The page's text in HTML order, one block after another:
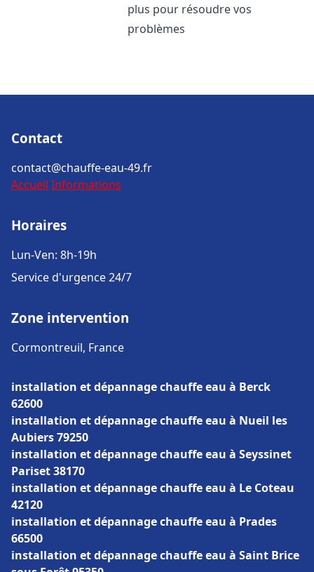
plus pour résoudre vos
problèmes
Contact
contact@chauffe-eau-49.fr
Accueil Informations
Horaires
Lun-Ven: 8h-19h
Service d'urgence 24/7
Zone intervention
Cormontreuil, France
installation et dépannage chauffe eau à Berck
62600
installation et dépannage chauffe eau à Nueil les
Aubiers 79250
installation et dépannage chauffe eau à Seyssinet
Pariset 38170
installation et dépannage chauffe eau à Le Coteau
42120
installation et dépannage chauffe eau à Prades
66500
installation et dépannage chauffe eau à Saint Brice